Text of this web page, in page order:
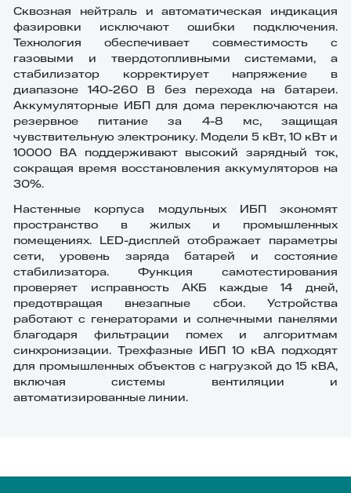
Сквозная нейтраль и автоматическая индикация
фазировки исключают ошибки подключения.
Технология обеспечивает совместимость с
газовыми и твердотопливными системами, а
стабилизатор корректирует напряжение в
диапазоне 140-260 В без перехода на батареи.
Аккумуляторные ИБП для дома переключаются на
резервное питание за 4-8 мс, защищая
чувствительную электронику. Модели 5 кВт, 10 кВт и
10000 ВА поддерживают высокий зарядный ток,
сокращая время восстановления аккумуляторов на
30%.
Настенные корпуса модульных ИБП экономят
пространство в жилых и промышленных
помещениях. LED-дисплей отображает параметры
сети, уровень заряда батарей и состояние
стабилизатора. Функция самотестирования
проверяет исправность АКБ каждые 14 дней,
предотвращая внезапные сбои. Устройства
работают с генераторами и солнечными панелями
благодаря фильтрации помех и алгоритмам
синхронизации. Трехфазные ИБП 10 кВА подходят
для промышленных объектов с нагрузкой до 15 кВА,
включая системы вентиляции и
автоматизированные линии.